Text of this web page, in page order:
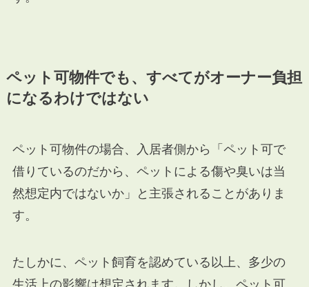
ペット可物件でも、すべてがオーナー負担
になるわけではない
ペット可物件の場合、入居者側から「ペット可で
借りているのだから、ペットによる傷や臭いは当
然想定内ではないか」と主張されることがありま
す。
たしかに、ペット飼育を認めている以上、多少の
生活上の影響は想定されます。しかし、ペット可